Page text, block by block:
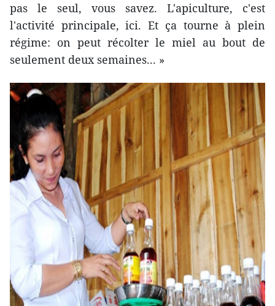
pas le seul, vous savez. L'apiculture, c'est
l'activité principale, ici. Et ça tourne à plein
régime: on peut récolter le miel au bout de
seulement deux semaines... »